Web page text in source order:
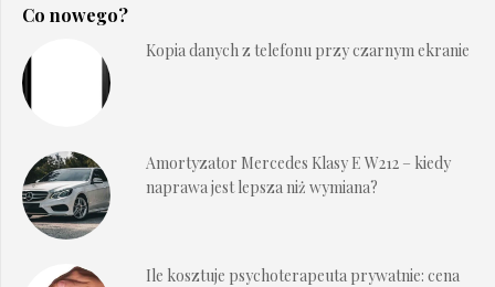
Co nowego?
Kopia danych z telefonu przy czarnym ekranie
Amortyzator Mercedes Klasy E W212 – kiedy
naprawa jest lepsza niż wymiana?
Ile kosztuje psychoterapeuta prywatnie: cena